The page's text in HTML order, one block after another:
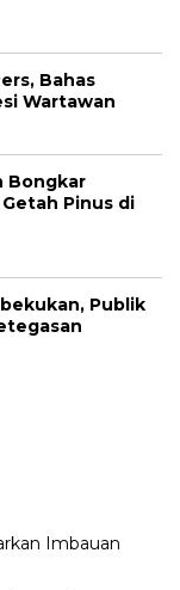
Bahas
Wartawan
Bongkar
Pinus di
Publik